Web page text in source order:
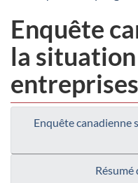
Enquête
la
entreprises
Enquête canadienne
Résumé